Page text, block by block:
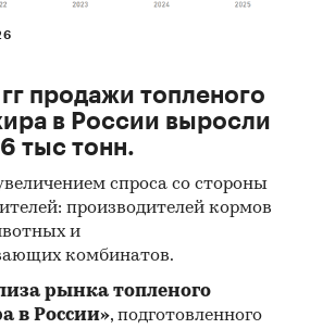
продажи топленого
в России выросли
тыс тонн.
спроса со стороны
производителей кормов
и
комбинатов.
рынка топленого
в России», подготовленного